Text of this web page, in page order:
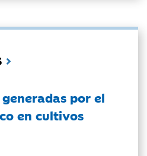
por el
en cultivos